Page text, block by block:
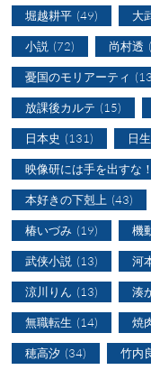
堀越耕平 (49) 大
小説 (72) 尚村透
憂国のモリアーティ
放課後カルテ (15)
日本史 (131) 日
映像研には手を出すな！
本好きの下剋上 (43)
椿いづみ (19) 機
武侠小説 (13) 河
涼川りん (13) 湊
無職転生 (14) 焼
穂高汐 (34) 竹内